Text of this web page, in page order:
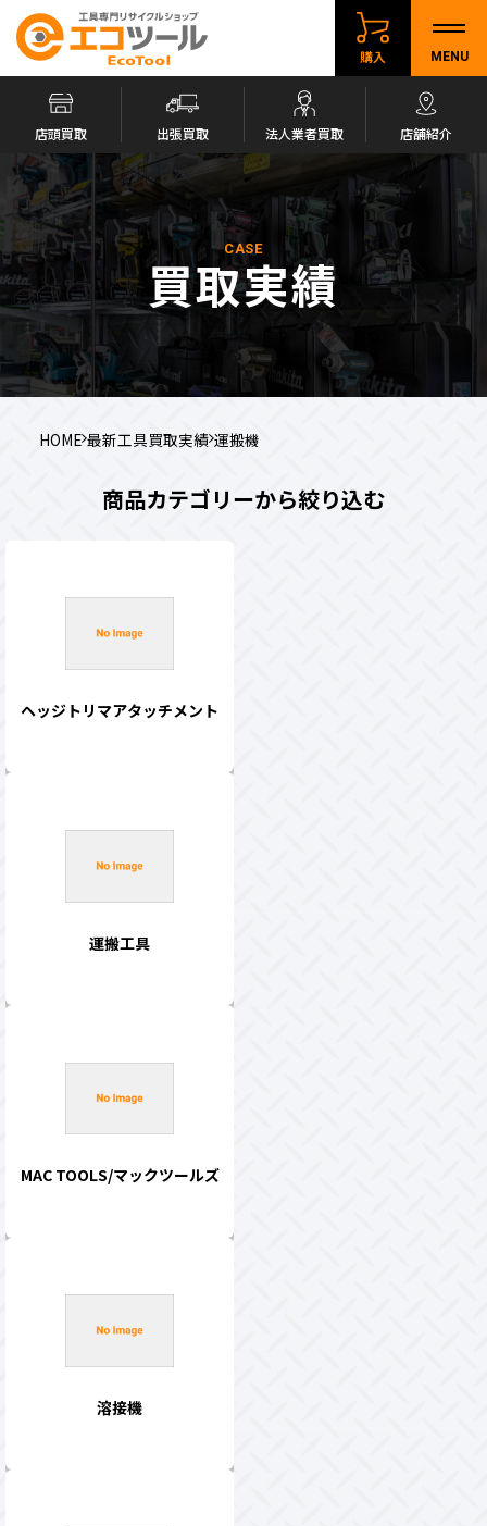
購入 MENU
店頭買取 出張買取 法人業者買取 店舗紹介
CASE
買取実績
HOME 最新工具買取実績 運搬機
商品カテゴリーから絞り込む
ヘッジトリマアタッチメント
運搬工具
MAC TOOLS/マックツールズ
溶接機